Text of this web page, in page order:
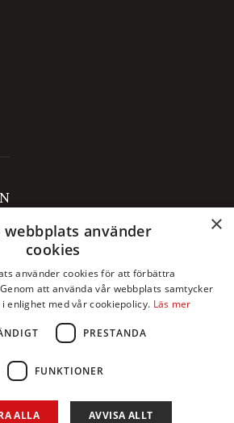
×
webbplats använder
cookies
använder cookies för att förbättra
att använda vår webbplats samtycker
enlighet med vår cookiepolicy. Läs mer
PRESTANDA
FUNKTIONER
ALLA AVVISA ALLT